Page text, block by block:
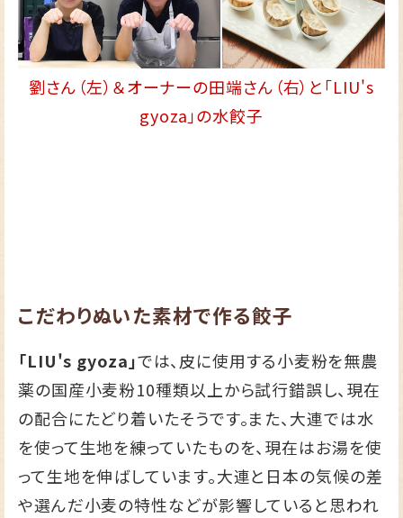
劉さん（左）＆オーナーの田端さん（右）と「LIU's
gyoza」の水餃子
こだわりぬいた素材で作る餃子
「LIU's gyoza」では、皮に使用する小麦粉を無農
薬の国産小麦粉10種類以上から試行錯誤し、現在
の配合にたどり着いたそうです。また、大連では水
を使って生地を練っていたものを、現在はお湯を使
って生地を伸ばしています。大連と日本の気候の差
や選んだ小麦の特性などが影響していると思われ